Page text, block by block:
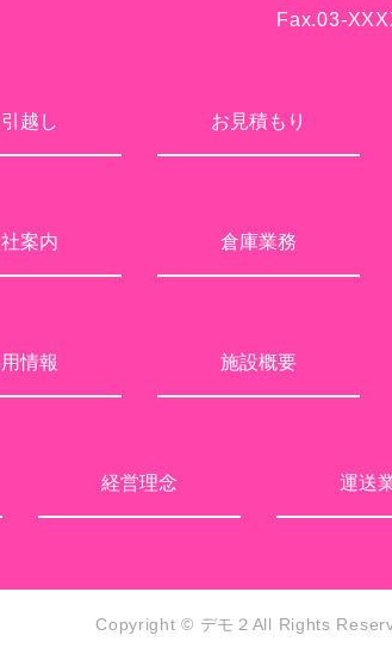
Fax.03-
越し お見積もり
案内 倉庫業務
情報 施設概要
経営理念 運送
Copyright © デモ２ All Rights